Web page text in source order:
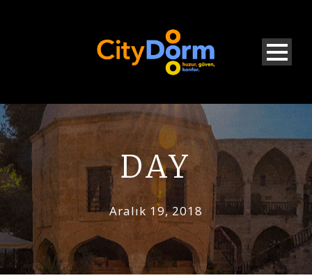
DAY
Aralık 19, 2018